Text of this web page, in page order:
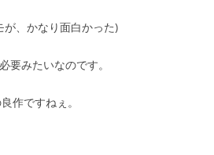
、かなり面白かった)
要みたいなのです。
作ですねぇ。